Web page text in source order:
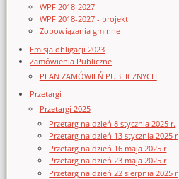
WPF 2018-2027
WPF 2018-2027 - projekt
Zobowiązania gminne
Emisja obligacji 2023
Zamówienia Publiczne
PLAN ZAMÓWIEŃ PUBLICZNYCH
Przetargi
Przetargi 2025
Przetarg na dzień 8 stycznia 2025 r.
Przetarg na dzień 13 stycznia 2025 r
Przetarg na dzień 16 maja 2025 r
Przetarg na dzień 23 maja 2025 r
Przetarg na dzień 22 sierpnia 2025 r